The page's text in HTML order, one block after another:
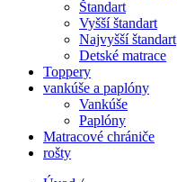
Štandart
Vyšší štandart
Najvyšší štandart
Detské matrace
Toppery
vankúše a paplóny
Vankúše
Paplóny
Matracové chrániče
rošty